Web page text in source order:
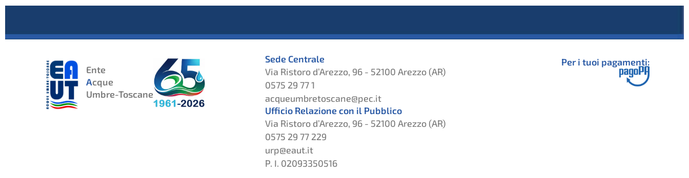
Ente
Acque
Umbre-Toscane
Sede Centrale
Via Ristoro d’Arezzo, 96 - 52100 Arezzo (AR)
0575 29 77 1
acqueumbretoscane@pec.it
Ufficio Relazione con il Pubblico
Via Ristoro d’Arezzo, 96 - 52100 Arezzo (AR)
0575 29 77 229
urp@eaut.it
P. I. 02093350516
Per i tuoi pagamenti: